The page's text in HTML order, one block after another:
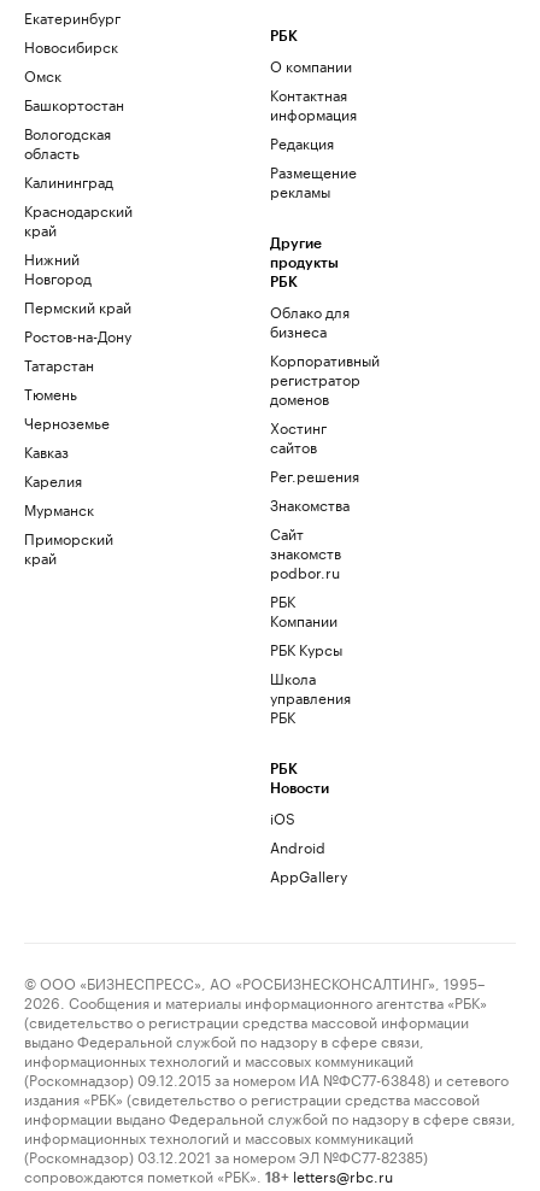
Екатеринбург
Новосибирск
Омск
Башкортостан
Вологодская
область
Калининград
Краснодарский
край
Нижний
Новгород
Пермский край
Ростов-на-Дону
Татарстан
Тюмень
Черноземье
Кавказ
Карелия
Мурманск
Приморский
край
РБК
О компании
Контактная
информация
Редакция
Размещение
рекламы
Другие
продукты
РБК
Облако для
бизнеса
Корпоративный
регистратор
доменов
Хостинг
сайтов
Рег.решения
Знакомства
Сайт
знакомств
podbor.ru
РБК
Компании
РБК Курсы
Школа
управления
РБК
РБК
Новости
iOS
Android
AppGallery
© ООО «БИЗНЕСПРЕСС», АО «РОСБИЗНЕСКОНСАЛТИНГ», 1995–
2026. Сообщения и материалы информационного агентства «РБК»
(свидетельство о регистрации средства массовой информации
выдано Федеральной службой по надзору в сфере связи,
информационных технологий и массовых коммуникаций
(Роскомнадзор) 09.12.2015 за номером ИА №ФС77-63848) и сетевого
издания «РБК» (свидетельство о регистрации средства массовой
информации выдано Федеральной службой по надзору в сфере связи,
информационных технологий и массовых коммуникаций
(Роскомнадзор) 03.12.2021 за номером ЭЛ №ФС77-82385)
сопровождаются пометкой «РБК».
18+ letters@rbc.ru